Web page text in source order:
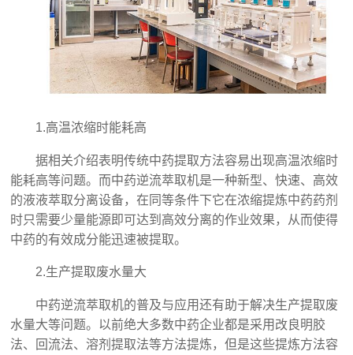
1.高温浓缩时能耗高
据相关介绍表明传统中药提取方法容易出现高温浓缩时
能耗高等问题。而中药逆流萃取机是一种新型、快速、高效
的液液萃取分离设备，在同等条件下它在浓缩提炼中药药剂
时只需要少量能源即可达到高效分离的作业效果，从而使得
中药的有效成分能迅速被提取。
2.生产提取废水量大
中药逆流萃取机的普及与应用还有助于解决生产提取废
水量大等问题。以前绝大多数中药企业都是采用改良明胶
法、回流法、溶剂提取法等方法提炼，但是这些提炼方法容